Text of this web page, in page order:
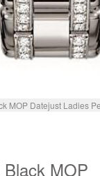
MOP Datejust Ladies
Black MOP